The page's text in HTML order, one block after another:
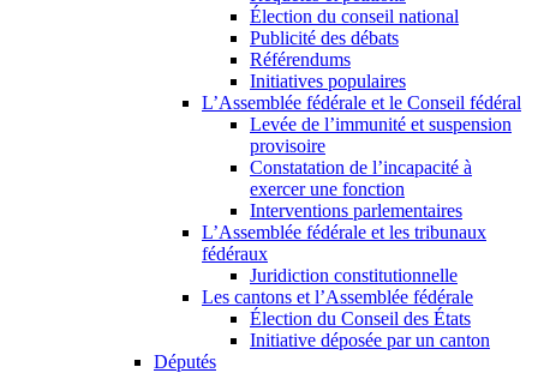
Élection du conseil national
Publicité des débats
Référendums
Initiatives populaires
L’Assemblée fédérale et le Conseil fédéral
Levée de l’immunité et suspension
provisoire
Constatation de l’incapacité à
exercer une fonction
Interventions parlementaires
L’Assemblée fédérale et les tribunaux
fédéraux
Juridiction constitutionnelle
Les cantons et l’Assemblée fédérale
Élection du Conseil des États
Initiative déposée par un canton
Députés